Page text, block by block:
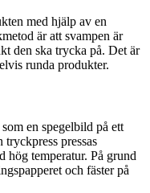
med hjälp av en
är att svampen är
den ska trycka på. Det är
runda produkter.
en spegelbild på ett
pressas
hög temperatur. På grund
och fäster på